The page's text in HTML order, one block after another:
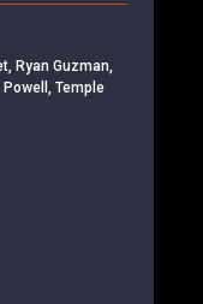
Ryan Guzman,
Temple